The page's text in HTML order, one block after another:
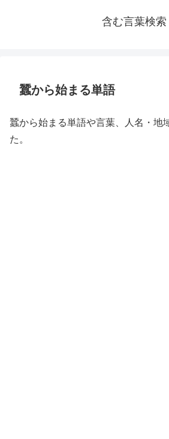
含む言葉検索
蠶から始まる単語
蠶から始まる単語や言葉、人名・地
た。